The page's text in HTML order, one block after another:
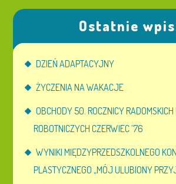
Ostatnie
DZIEŃ ADAPTACYJNY
ŻYCZENIA NA WAKACJE
OBCHODY 50. ROCZNICY RADOMSKICH
ROBOTNICZYCH CZERWIEC ’76
WYNIKI MIĘDZYPRZEDSZKOLNEGO
PLASTYCZNEGO „MÓJ ULUBIONY